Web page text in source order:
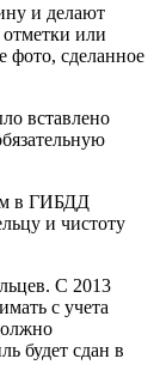
и делают
или
сделанное
вставлено
в ГИБДД
и чистоту
С 2013
с учета
будет сдан в